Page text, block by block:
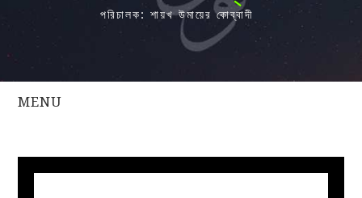
পরিচালক: শায়খ উমায়ের কোব্বাদী
MENU
সকল